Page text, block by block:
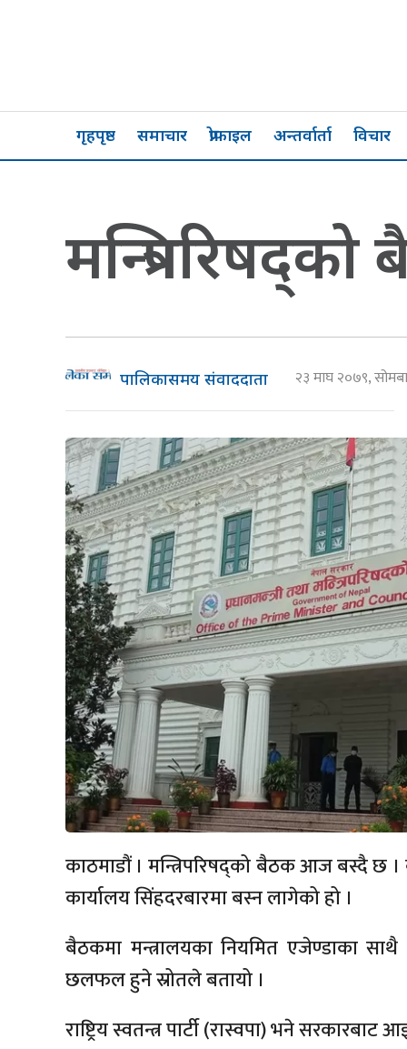
गृहपृष्ठ समाचार प्रोफाइल अन्तर्वार्ता विचार
पालिकासमय संवाददाता २३ माघ २०७९,
काठमाडौं । मन्त्रिपरिषद्को बैठक आज बस्दै छ ।
कार्यालय सिंहदरबारमा बस्न लागेको हो ।
बैठकमा मन्त्रालयका नियमित एजेण्डाका
छलफल हुने स्रोतले बतायो ।
राष्ट्रिय स्वतन्त्र पार्टी (रास्वपा) भने